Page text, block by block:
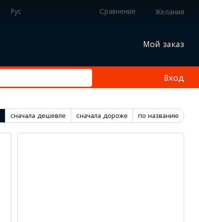
Рус Сравнение Желания
Мой заказ
Вход
сначала дешевле сначала дороже по названию